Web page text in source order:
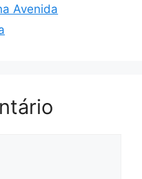
Avenida